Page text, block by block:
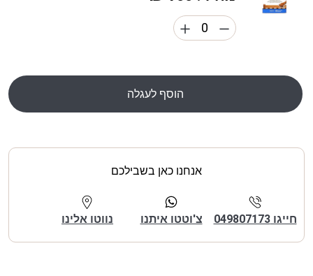
הוסף לעגלה
אנחנו כאן בשבילכם
חייגו 049807173 צ'וטטו איתנו נווטו אלינו